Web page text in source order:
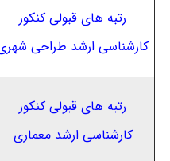
رتبه های قبولی کنکور
کارشناسی ارشد طراحی
رتبه های قبولی کنکور
کارشناسی ارشد معماری